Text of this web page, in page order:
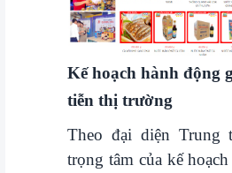
Kế hoạch hành động
tiễn thị trường
Theo đại diện Trung
trọng tâm của kế